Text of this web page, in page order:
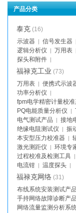
产品分类
泰克 (16)
示波器
| 信号发生器
逻辑分析仪 | 万用表
探头和附件 |
福禄克工业 (73)
万用表 | 便携式示波
功率分析仪 |
fpm电学精密计量校准
PQ电能质量分析仪 |
电气测试产品 | 接地
绝缘电阻测试仪 | 振
本安型压力校准器 |
激光测距仪 | 环境专
过程校准及检测工具 |
电流钳 | 温度探头 |
福禄克网络 (31)
布线系统安装测试产品
手持网络故障诊断产品
网络流量监测分析系